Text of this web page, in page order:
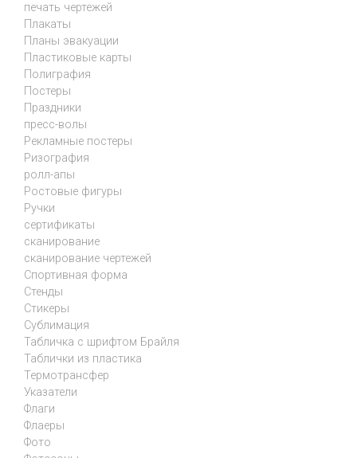
печать чертежей
Плакаты
Планы эвакуации
Пластиковые карты
Полиграфия
Постеры
Праздники
пресс-волы
Рекламные постеры
Ризография
ролл-апы
Ростовые фигуры
Ручки
сертификаты
сканирование
сканирование чертежей
Спортивная форма
Стенды
Стикеры
Сублимация
Табличка с шрифтом Брайля
Таблички из пластика
Термотрансфер
Указатели
Флаги
Флаеры
Фото